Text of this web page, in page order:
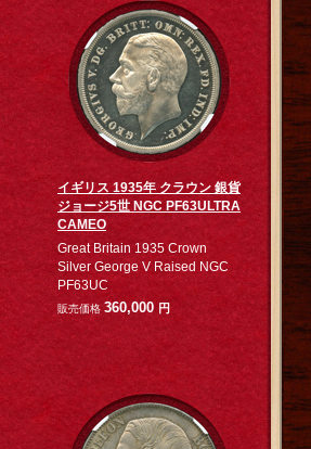
イギリス 1935年 クラウン 銀貨
ジョージ5世 NGC PF63ULTRA
CAMEO
Great Britain 1935 Crown
Silver George V Raised NGC
PF63UC
販売価格 360,000 円